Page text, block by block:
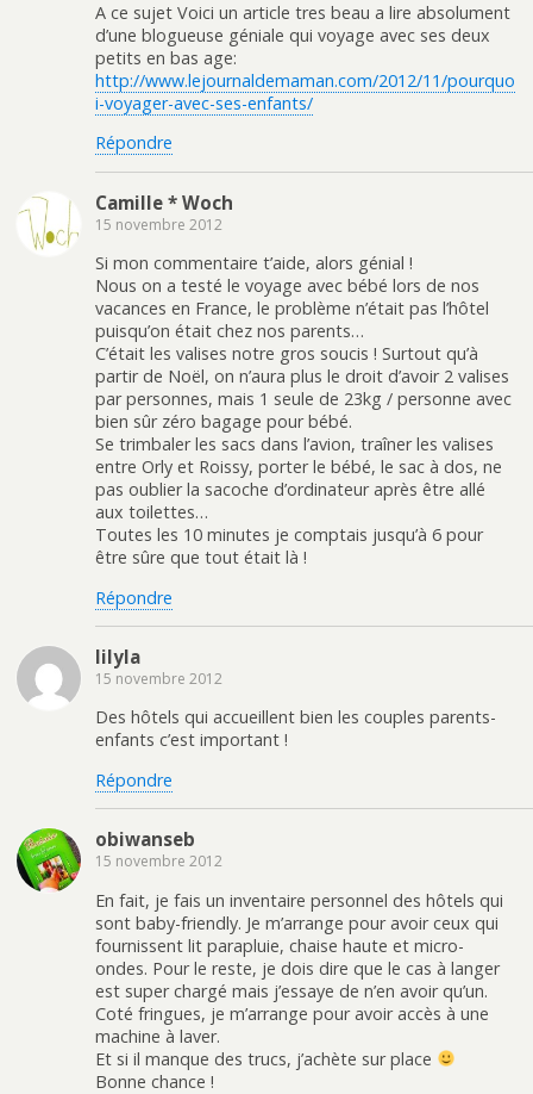
A ce sujet Voici un article tres beau a lire absolument
d’une blogueuse géniale qui voyage avec ses deux
petits en bas age:
http://www.lejournaldemaman.com/2012/11/pourquo
i-voyager-avec-ses-enfants/
Répondre
Camille * Woch
15 novembre 2012
Si mon commentaire t’aide, alors génial !
Nous on a testé le voyage avec bébé lors de nos
vacances en France, le problème n’était pas l’hôtel
puisqu’on était chez nos parents…
C’était les valises notre gros soucis ! Surtout qu’à
partir de Noël, on n’aura plus le droit d’avoir 2 valises
par personnes, mais 1 seule de 23kg / personne avec
bien sûr zéro bagage pour bébé.
Se trimbaler les sacs dans l’avion, traîner les valises
entre Orly et Roissy, porter le bébé, le sac à dos, ne
pas oublier la sacoche d’ordinateur après être allé
aux toilettes…
Toutes les 10 minutes je comptais jusqu’à 6 pour
être sûre que tout était là !
Répondre
lilyla
15 novembre 2012
Des hôtels qui accueillent bien les couples parents-
enfants c’est important !
Répondre
obiwanseb
15 novembre 2012
En fait, je fais un inventaire personnel des hôtels qui
sont baby-friendly. Je m’arrange pour avoir ceux qui
fournissent lit parapluie, chaise haute et micro-
ondes. Pour le reste, je dois dire que le cas à langer
est super chargé mais j’essaye de n’en avoir qu’un.
Coté fringues, je m’arrange pour avoir accès à une
machine à laver.
Et si il manque des trucs, j’achète sur place
Bonne chance !